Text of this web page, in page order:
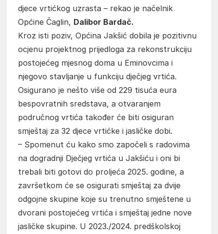
djece vrtićkog uzrasta – rekao je načelnik
Općine Čaglin, Dalibor Bardač.
Kroz isti poziv, Općina Jakšić dobila je pozitivnu
ocjenu projektnog prijedloga za rekonstrukciju
postojećeg mjesnog doma u Eminovcima i
njegovo stavljanje u funkciju dječjeg vrtića.
Osigurano je nešto više od 229 tisuća eura
bespovratnih sredstava, a otvaranjem
područnog vrtića također će biti osiguran
smještaj za 32 djece vrtićke i jasličke dobi.
– Spomenut ću kako smo započeli s radovima
na dogradnji Dječjeg vrtića u Jakšiću i oni bi
trebali biti gotovi do proljeća 2025. godine, a
završetkom će se osigurati smještaj za dvije
odgojne skupine koje su trenutno smještene u
dvorani postojećeg vrtića i smještaj jedne nove
jasličke skupine. U 2023./2024. predškolskoj